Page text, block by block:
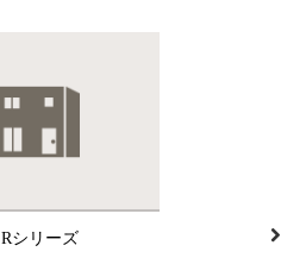
Rシリーズ